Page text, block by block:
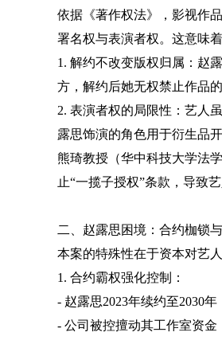
依据《著作权法》，影视作
署名权与表演者权。这意味着
1. 解约不改变版权归属：赵
方，解约后她无权禁止作品
2. 表演者权的局限性：艺人
露思饰演的角色用于衍生品
熊琦教授（华中科技大学法
止“一揽子授权”条款，导致
二、赵露思困境：合约枷锁
本案的特殊性在于资本对艺
1. 合约霸权强化控制：
- 赵露思2023年续约至2030
- 公司被控擅动其工作室资金